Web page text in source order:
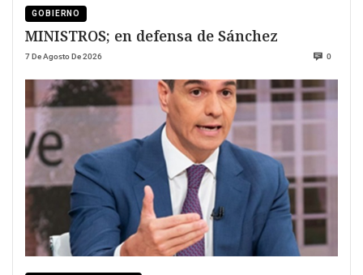
GOBIERNO
MINISTROS; en defensa de Sánchez
7 De Agosto De 2026 0